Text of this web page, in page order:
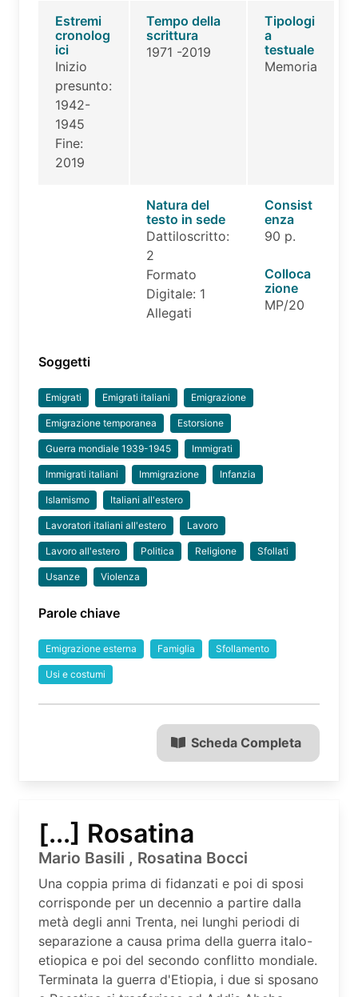
Estremi
cronolog
ici
Inizio
presunto:
1942-
1945
Fine:
2019
Tempo della
scrittura
1971 -2019
Tipologi
a
testuale
Memoria
Natura del
testo in sede
Dattiloscritto:
2
Formato
Digitale: 1
Allegati
Consist
enza
90 p.
Colloca
zione
MP/20
Soggetti
Emigrati Emigrati italiani Emigrazione
Emigrazione temporanea Estorsione
Guerra mondiale 1939-1945 Immigrati
Immigrati italiani Immigrazione Infanzia
Islamismo Italiani all'estero
Lavoratori italiani all'estero Lavoro
Lavoro all'estero Politica Religione Sfollati
Usanze Violenza
Parole chiave
Emigrazione esterna Famiglia Sfollamento
Usi e costumi
Scheda Completa
[...] Rosatina
Mario Basili , Rosatina Bocci
Una coppia prima di fidanzati e poi di sposi
corrisponde per un decennio a partire dalla
metà degli anni Trenta, nei lunghi periodi di
separazione a causa prima della guerra italo-
etiopica e poi del secondo conflitto mondiale.
Terminata la guerra d'Etiopia, i due si sposano